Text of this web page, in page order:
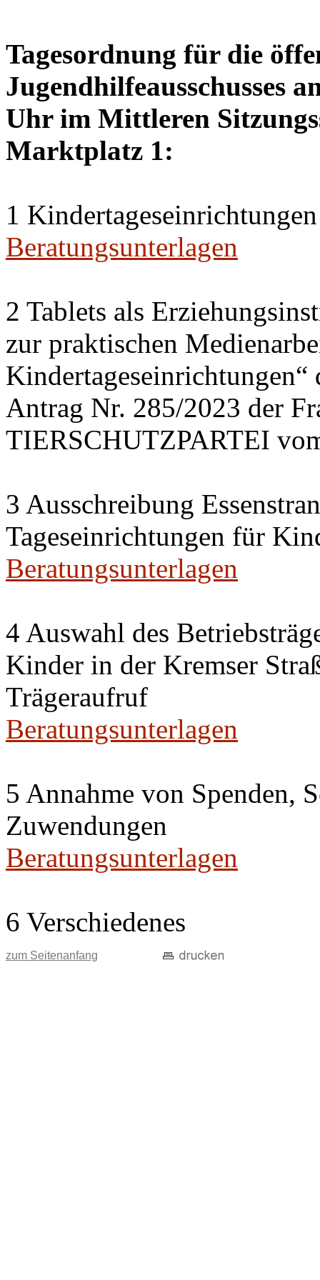
Tagesordnung für die
Jugendhilfeausschusses
Uhr im Mittleren
Marktplatz 1:
1
Beratungsunterlagen
2 Tablets als
zur praktischen
Kindertageseinrichtungen“
Antrag Nr. 285/2023 der
TIERSCHUTZPARTEI
3 Ausschreibung
Tageseinrichtungen für
Beratungsunterlagen
4 Auswahl des
Kinder in der Kremser
Trägeraufruf
Beratungsunterlagen
5 Annahme von Spenden,
Zuwendungen
Beratungsunterlagen
6 Verschiedenes
zum Seitenanfang